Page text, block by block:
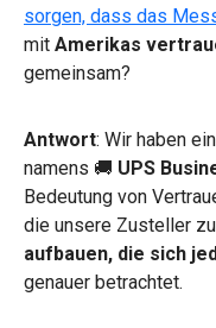
sorgen, dass das
mit Amerikas
gemeinsam?
Antwort: Wir haben
namens 🚚 UPS
Bedeutung von
die unsere Zusteller
aufbauen, die sich
genauer betrachtet.